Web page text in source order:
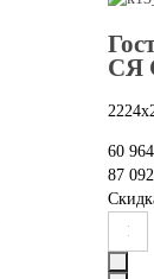
СЯ
60
87